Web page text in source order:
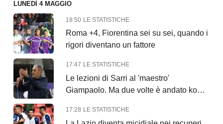
LUNEDÌ 4 MAGGIO
18:50 LE STATISTICHE
Roma +4, Fiorentina sei su sei, quando i
rigori diventano un fattore
17:47 LE STATISTICHE
Le lezioni di Sarri al 'maestro'
Giampaolo. Ma due volte è andato ko
17:28 LE STATISTICHE